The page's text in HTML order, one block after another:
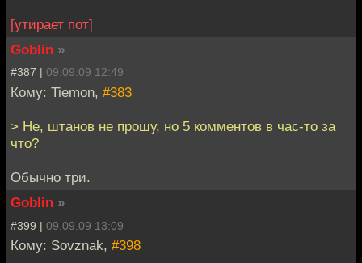
[утирает пот]
Goblin »
#387 | 09.09.09 12:49
Кому: Tiemon, #383
> Не, штанов не прошу, но 5 комментов в час-то за
что?
Обычно три.
Goblin »
#399 | 09.09.09 13:09
Кому: Sovznak, #398